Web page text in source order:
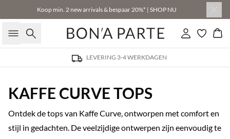
Koop min. 2 new arrivals & bespaar 20%* | SHOP NU
Zoeken Inloggen
LEVERING 3-4 WERKDAGEN
KAFFE CURVE TOPS
Ontdek de tops van Kaffe Curve, ontworpen met comfort en
stijl in gedachten. De veelzijdige ontwerpen zijn eenvoudig te